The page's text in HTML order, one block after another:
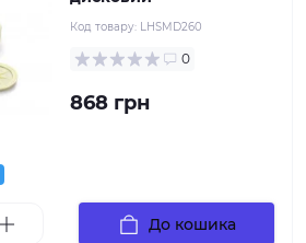
Код товару: LHSMD260
0
868 грн
До кошика